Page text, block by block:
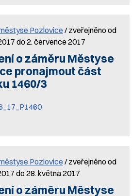
Pozlovice / zveřejněno od
do 2. července 2017
o záměru Městyse
pronajmout část
1460/3
Pozlovice / zveřejněno od
do 28. května 2017
o záměru Městyse